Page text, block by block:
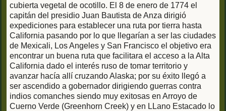
cubierta vegetal de ocotillo. El 8 de enero de 1774 el
capitán del presidio Juan Bautista de Anza dirigió
expediciones para establecer una ruta por tierra hasta
California pasando por lo que llegarían a ser las ciudades
de Mexicali, Los Angeles y San Francisco el objetivo era
encontrar un buena ruta que facilitara el acceso a la Alta
California dado el interés ruso de tomar territorio y
avanzar hacía allí cruzando Alaska; por su éxito llegó a
ser ascendido a gobernador dirigiendo guerras contra
indios comanches siendo muy exitosas en Arroyo de
Cuerno Verde (Greenhorn Creek) y en LLano Estacado lo